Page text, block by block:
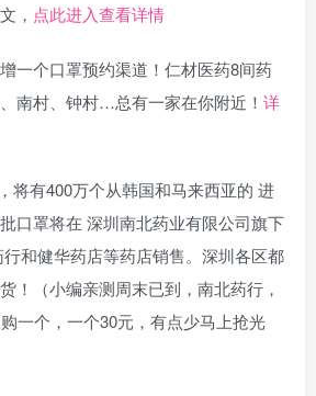
， 点此进入查看详情
一个口罩预约渠道！仁材医药8间药
南村、钟村…总有一家在你附近！ 详
将有400万个从韩国和马来西亚的 进
口罩将在 深圳南北药业有限公司旗下
和健华药店等药店销售。深圳各区都
！（小编亲测周末已到，南北药行，
一个，一个30元，有点少马上抢光